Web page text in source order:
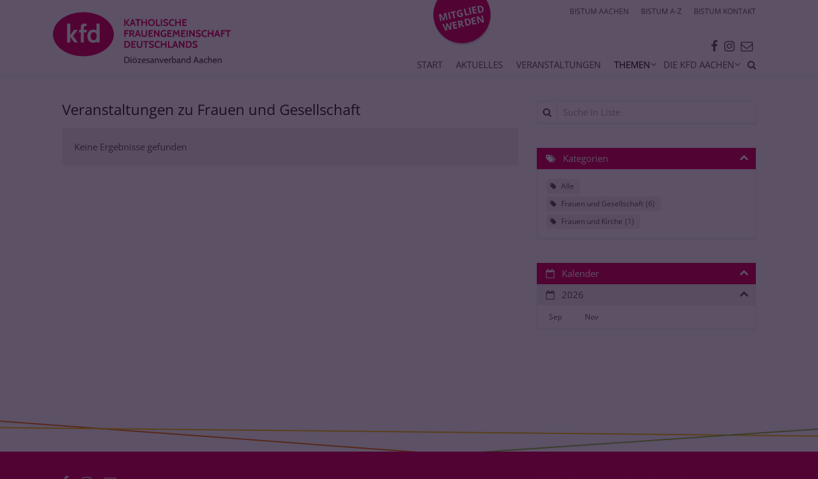
BISTUM AACHEN BISTUM A-Z BISTUM KONTAKT
START AKTUELLES VERANSTALTUNGEN THEMEN DIE KFD AACHEN
MIT
GLIE
D
WE
R
DE
N
Veranstaltungen zu Frauen und Gesellschaft
Keine Ergebnisse gefunden
Suche in Liste
Kategorien
Alle
Frauen und Gesellschaft 6
Frauen und Kirche 1
Kalender
2026
Sep Nov